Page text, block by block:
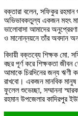
বক্তারা বলেন, সফিকুর রহমান
অভিভাবকতুল্য একজন মহৎ
ভালোবাসা আমাদের
ও মানোন্নয়নে তাঁর অবদান
বিদায়ী বক্তব্যে শিক্ষক মো.
বছর পূর্ণ করে শিক্ষকতা জীবন
আমাকে চিরদিনের জন্য ঋণী
রাখবো। একজন মানবিক
ফুলেল শুভেচ্ছা, সম্মাননা
রহমান উপজেলার কাদিরপুর